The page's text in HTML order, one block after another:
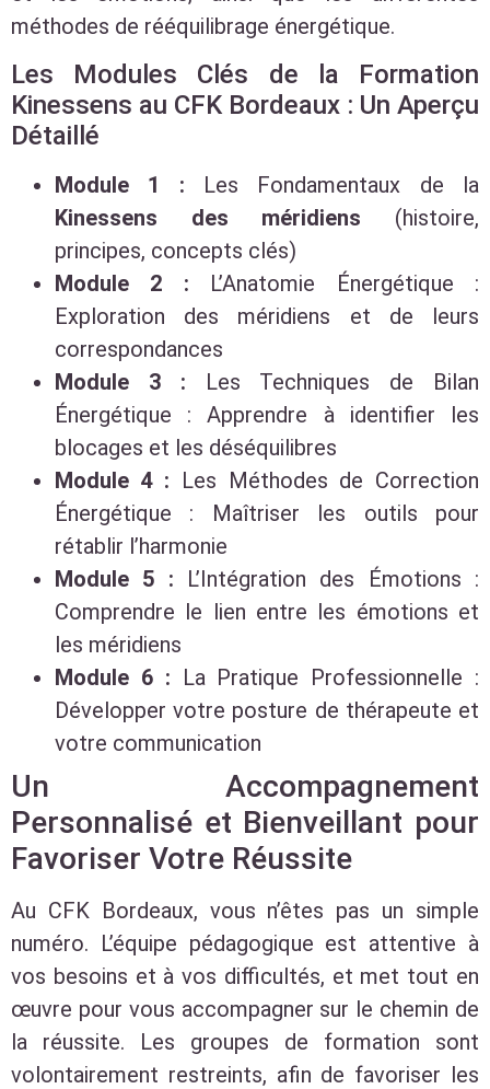
méthodes de rééquilibrage énergétique.
Les Modules Clés de la Formation
Kinessens au CFK Bordeaux : Un Aperçu
Détaillé
Module 1 : Les Fondamentaux de la
Kinessens des méridiens (histoire,
principes, concepts clés)
Module 2 : L’Anatomie Énergétique :
Exploration des méridiens et de leurs
correspondances
Module 3 : Les Techniques de Bilan
Énergétique : Apprendre à identifier les
blocages et les déséquilibres
Module 4 : Les Méthodes de Correction
Énergétique : Maîtriser les outils pour
rétablir l’harmonie
Module 5 : L’Intégration des Émotions :
Comprendre le lien entre les émotions et
les méridiens
Module 6 : La Pratique Professionnelle :
Développer votre posture de thérapeute et
votre communication
Un Accompagnement
Personnalisé et Bienveillant pour
Favoriser Votre Réussite
Au CFK Bordeaux, vous n’êtes pas un simple
numéro. L’équipe pédagogique est attentive à
vos besoins et à vos difficultés, et met tout en
œuvre pour vous accompagner sur le chemin de
la réussite. Les groupes de formation sont
volontairement restreints, afin de favoriser les